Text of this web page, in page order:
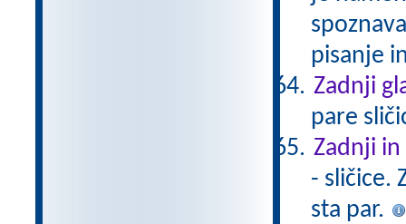
pisanje
Zadnji
pare
Zadnji in
- sličice.
sta par.